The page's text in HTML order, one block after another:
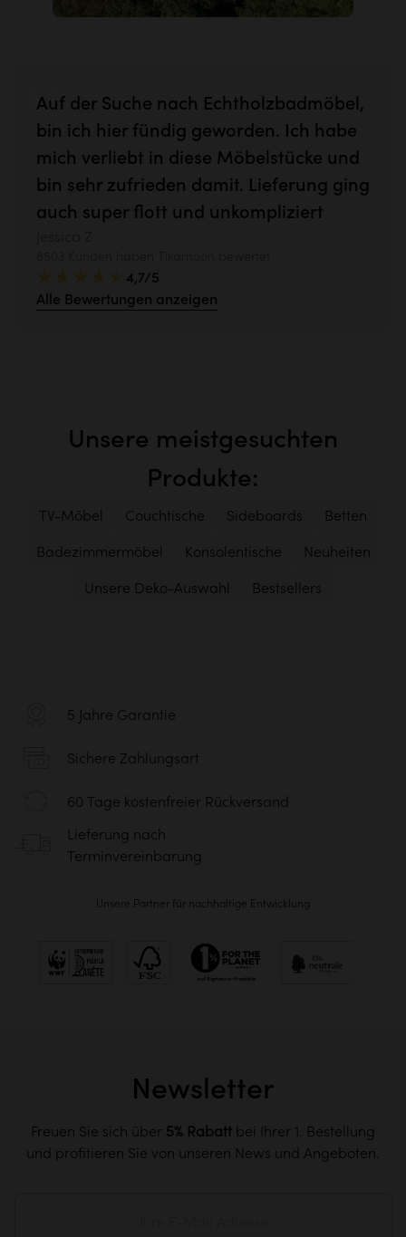
Auf der Suche nach Echtholzbadmöbel,
bin ich hier fündig geworden. Ich habe
mich verliebt in diese Möbelstücke und
bin sehr zufrieden damit. Lieferung ging
auch super flott und unkompliziert
4,7/5
Alle Bewertungen anzeigen
Unsere meistgesuchten
Produkte:
TV-Möbel Couchtische Sideboards
Betten
Badezimmermöbel
Konsolentische
Neuheiten
Unsere Deko-Auswahl
Bestsellers
5 Jahre Garantie
Sichere Zahlungsart
60 Tage kostenfreier Rückversand
Lieferung nach
Terminvereinbarung
Unsere Partner für nachhaltige Entwicklung
Newsletter
Freuen Sie sich über 5% Rabatt bei Ihrer 1. Bestellung
und profitieren Sie von unseren News und Angeboten.